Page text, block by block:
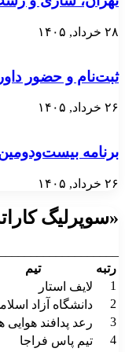
۲۸ خرداد, ۱۴۰۵
ثبت‌نام و حضور
۲۶ خرداد, ۱۴۰۵
برنامه
۲۶ خرداد, ۱۴۰۵
«سوپرلیگ
رتبه
تیم
1
لایف استار
2
دانشگاه آزاد
3
رعد پدافند هوایی
4
تیم پاس فراجا